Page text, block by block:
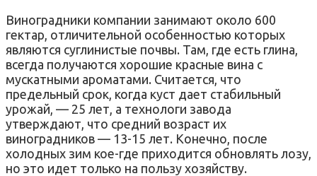
Виноградники компании занимают около 600
гектар, отличительной особенностью которых
являются суглинистые почвы. Там, где есть глина,
всегда получаются хорошие красные вина с
мускатными ароматами. Считается, что
предельный срок, когда куст дает стабильный
урожай, — 25 лет, а технологи завода
утверждают, что средний возраст их
виноградников — 13-15 лет. Конечно, после
холодных зим кое-где приходится обновлять лозу,
но это идет только на пользу хозяйству.